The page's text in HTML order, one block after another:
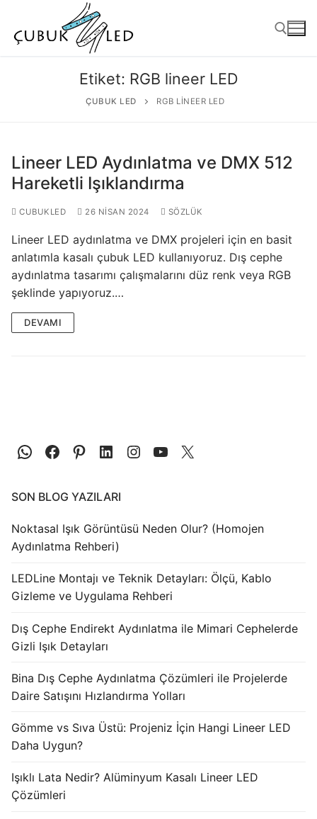
ÜRÜNLER
Kullanıma Hazır Ürünler
Sabit Gerilim Çubuk LED
Sabit Akım Çubuk LED
Alüminyum LED Profilleri
Plastik LED Profilleri
DMX Kontrol Sistemleri
LED Güç Kaynakları
Dış Mekan LED Driver
Etiket: RGB lineer LED
ÇUBUK LED RGB LINEER LED
Lineer LED Aydınlatma ve DMX 512
Hareketli Işıklandırma
CUBUKLED 26 NISAN 2024 SÖZLÜK
Lineer LED aydınlatma ve DMX projeleri için en basit
anlatımla kasalı çubuk LED kullanıyoruz. Dış cephe
aydınlatma tasarımı çalışmalarını düz renk veya RGB
şeklinde yapıyoruz.…
DEVAMI
SON BLOG YAZILARI
Noktasal Işık Görüntüsü Neden Olur? (Homojen
Aydınlatma Rehberi)
LEDLine Montajı ve Teknik Detayları: Ölçü, Kablo
Gizleme ve Uygulama Rehberi
Dış Cephe Endirekt Aydınlatma ile Mimari Cephelerde
Gizli Işık Detayları
Bina Dış Cephe Aydınlatma Çözümleri ile Projelerde
Daire Satışını Hızlandırma Yolları
Gömme vs Sıva Üstü: Projeniz İçin Hangi Lineer LED
Daha Uygun?
Işıklı Lata Nedir? Alüminyum Kasalı Lineer LED
Çözümleri